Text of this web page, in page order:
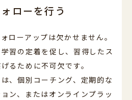
ローを行う
ローアップは欠かせません。
習の定着を促し、習得したス
るために不可欠です。
、個別コーチング、定期的な
ン、またはオンラインプラッ